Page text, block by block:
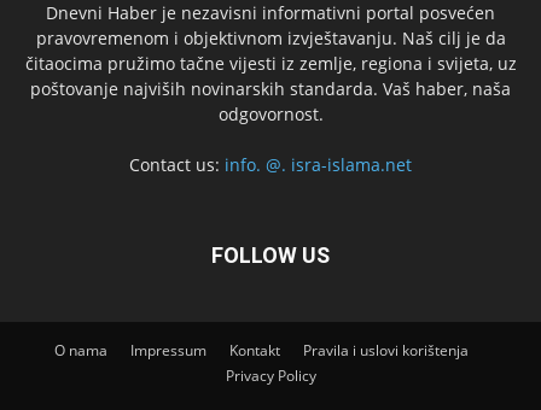
Dnevni Haber je nezavisni informativni portal posvećen
pravovremenom i objektivnom izvještavanju. Naš cilj je da
čitaocima pružimo tačne vijesti iz zemlje, regiona i svijeta, uz
poštovanje najviših novinarskih standarda. Vaš haber, naša
odgovornost.
Contact us: info. @. isra-islama.net
FOLLOW US
O nama Impressum Kontakt
Pravila i uslovi korištenja
Privacy Policy